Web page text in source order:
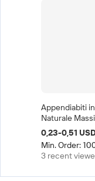
Appendiabiti
Naturale
Economico,
Diretta dalla
Armadio e
0,23-0,51
Min. Order:
3 recent